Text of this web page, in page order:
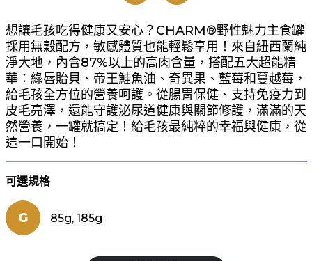
想讓毛孩吃得健康又安心？CHARM®野性魅力主食罐
採用無穀配方，敏感體質也能輕鬆享用！來自紐西蘭純
淨大地，內含87%以上的高肉含量，搭配五大超能精
華：綠唇貽貝、帝王鮭魚油、奇異果、藍莓和蔓越莓，
給毛孩全方位的營養呵護。從腸胃保健、支持免疫力到
皮毛亮澤，還能守護泌尿道健康與關節修護，滿滿的天
然營養，一罐就搞定！給毛孩最純粹的幸福與健康，從
這一口開始！
可選規格
G 85g, 185g